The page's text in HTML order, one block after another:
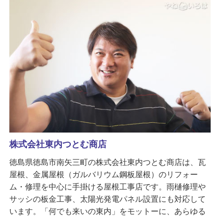
株式会社東内つとむ商店
徳島県徳島市南矢三町の株式会社東内つとむ商店は、瓦
屋根、金属屋根（ガルバリウム鋼板屋根）のリフォー
ム・修理を中心に手掛ける屋根工事店です。雨樋修理や
サッシの板金工事、太陽光発電パネル設置にも対応して
います。「何でも来いの東内」をモットーに、あらゆる